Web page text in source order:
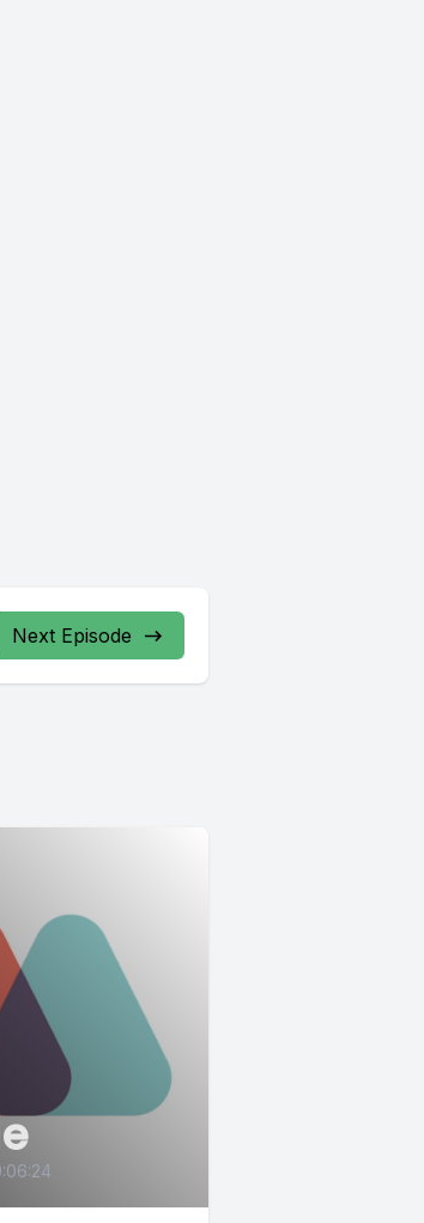
Next Episode